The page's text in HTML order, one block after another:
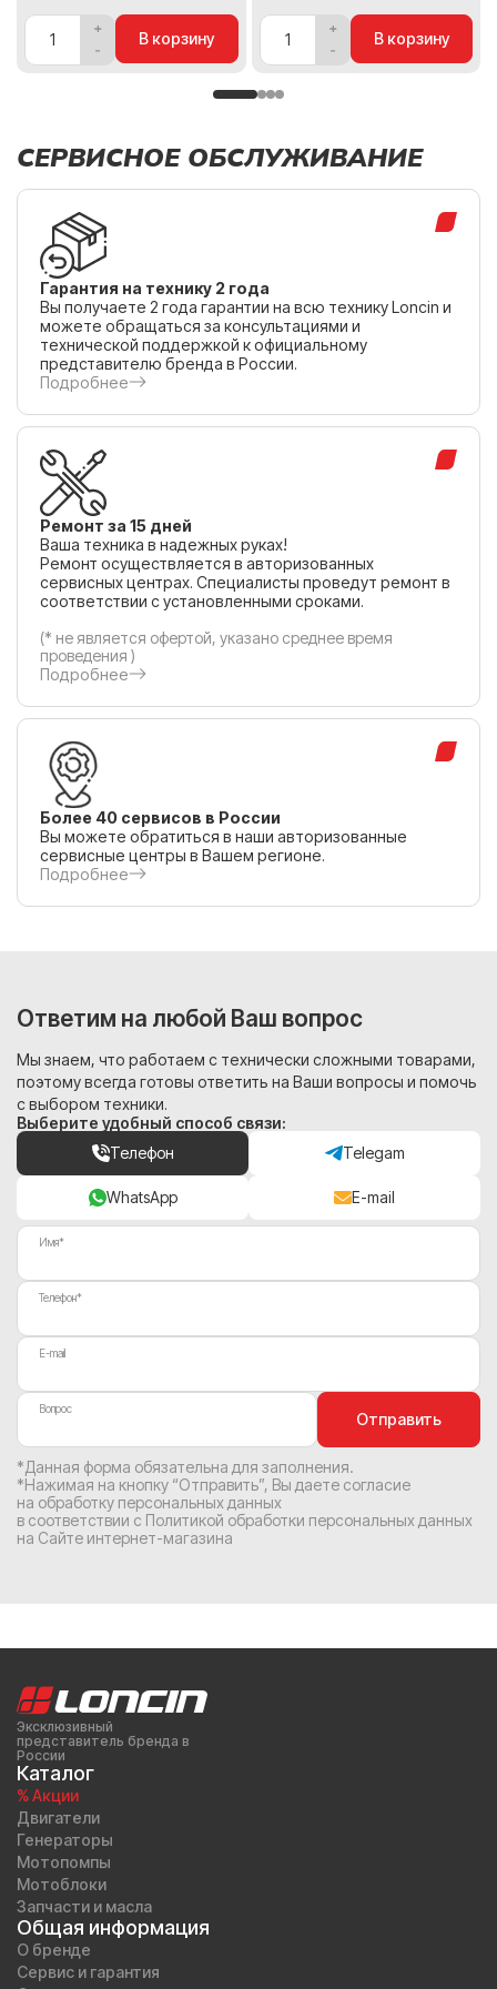
В корзину В корзину
СЕРВИСНОЕ ОБСЛУЖИВАНИЕ
Гарантия на технику 2 года
Вы получаете 2 года гарантии на всю технику Loncin и
можете обращаться за консультациями и
технической поддержкой к официальному
представителю бренда в России.
Подробнее
Ремонт за 15 дней
Ваша техника в надежных руках!
Ремонт осуществляется в авторизованных
сервисных центрах. Специалисты проведут ремонт в
соответствии с установленными сроками.
(* не является офертой, указано среднее время
проведения )
Подробнее
Более 40 сервисов в России
Вы можете обратиться в наши авторизованные
сервисные центры в Вашем регионе.
Подробнее
Ответим на любой Ваш вопрос
Мы знаем, что работаем с технически сложными товарами,
поэтому всегда готовы ответить на Ваши вопросы и помочь
с выбором техники.
Выберите удобный способ связи:
Телефон
Telegam
WhatsApp E-mail
Имя*
Телефон*
E-mail
Вопрос
Отправить
*Данная форма обязательна для заполнения.
*Нажимая на кнопку “Отправить”, Вы даете согласие
на обработку персональных данных
в соответствии с Политикой обработки персональных данных
на Сайте интернет-магазина
Эксклюзивный
представитель бренда в
России
Каталог
% Акции
Двигатели
Генераторы
Мотопомпы
Мотоблоки
Запчасти и масла
Общая информация
О бренде
Сервис и гарантия